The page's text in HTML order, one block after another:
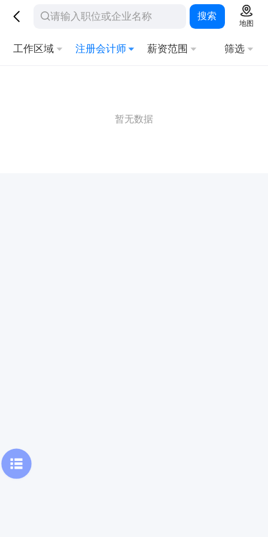
搜索
地图
工作区域 注册会计师 薪资范围 筛选
暂无数据